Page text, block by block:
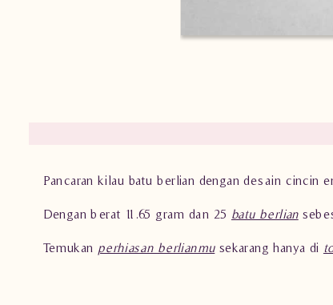
Pancaran kilau batu berlian dengan desain
Dengan berat 11.65 gram dan 25 batu berlian
Temukan perhiasan berlianmusekarang hanya di